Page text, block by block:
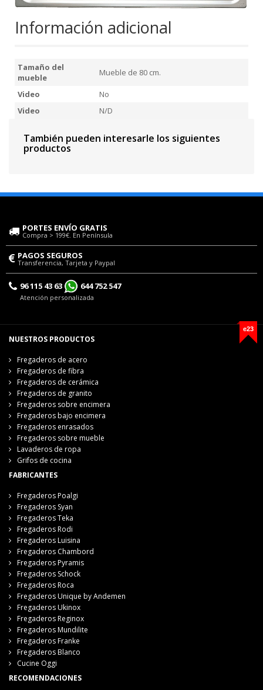
Información adicional
Tamaño del
mueble
Mueble de 80 cm.
Video
No
Video
N/D
También pueden interesarle los siguientes
productos
PORTES ENVÍO GRATIS
Compra > 199€. En Península
PAGOS SEGUROS
Transferencia, Tarjeta y Paypal
96 115 43 63 644 752 547
Atención personalizada
e23
NUESTROS PRODUCTOS
Fregaderos de acero
Fregaderos de fibra
Fregaderos de cerámica
Fregaderos de granito
Fregaderos sobre encimera
Fregaderos bajo encimera
Fregaderos enrasados
Fregaderos sobre mueble
Lavaderos de ropa
Grifos de cocina
FABRICANTES
Fregaderos Poalgi
Fregaderos Syan
Fregaderos Teka
Fregaderos Rodi
Fregaderos Luisina
Fregaderos Chambord
Fregaderos Pyramis
Fregaderos Schock
Fregaderos Roca
Fregaderos Unique by Andemen
Fregaderos Ukinox
Fregaderos Reginox
Fregaderos Mundilite
Fregaderos Franke
Fregaderos Blanco
Cucine Oggi
RECOMENDACIONES